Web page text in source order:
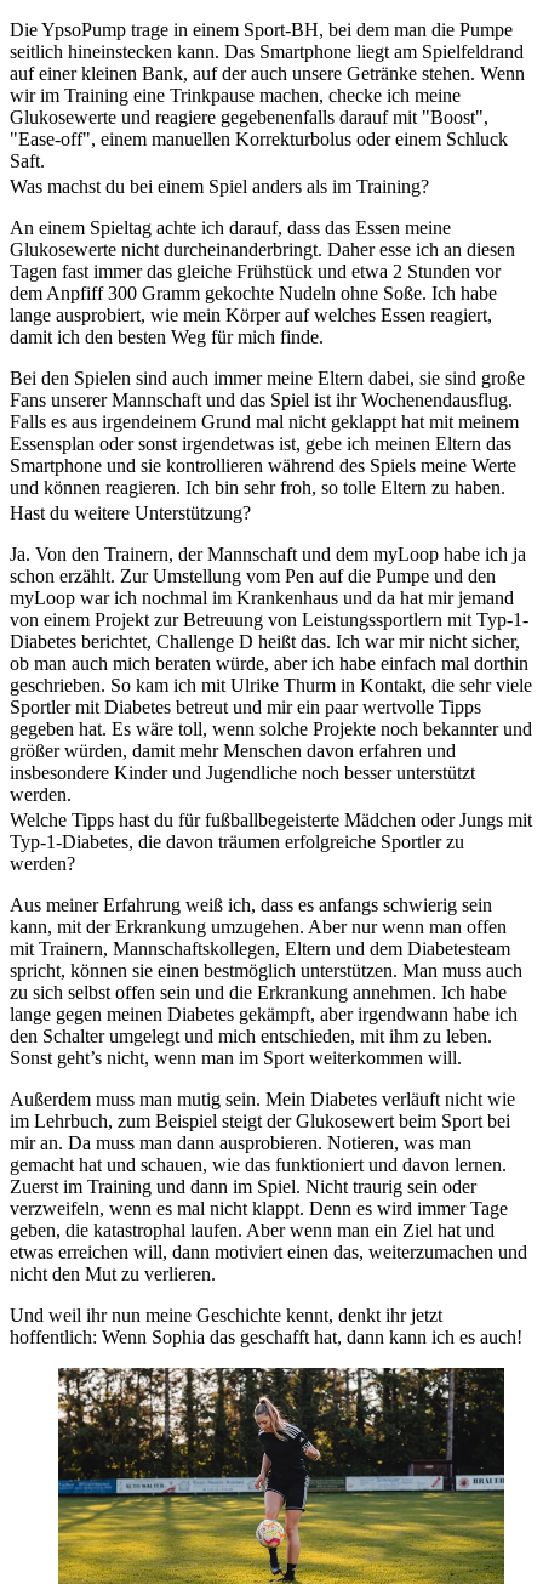
Die YpsoPump trage in einem Sport-BH, bei dem man die Pumpe
seitlich hineinstecken kann. Das Smartphone liegt am Spielfeldrand
auf einer kleinen Bank, auf der auch unsere Getränke stehen. Wenn
wir im Training eine Trinkpause machen, checke ich meine
Glukosewerte und reagiere gegebenenfalls darauf mit "Boost",
"Ease-off", einem manuellen Korrekturbolus oder einem Schluck
Saft.
Was machst du bei einem Spiel anders als im Training?
An einem Spieltag achte ich darauf, dass das Essen meine
Glukosewerte nicht durcheinanderbringt. Daher esse ich an diesen
Tagen fast immer das gleiche Frühstück und etwa 2 Stunden vor
dem Anpfiff 300 Gramm gekochte Nudeln ohne Soße. Ich habe
lange ausprobiert, wie mein Körper auf welches Essen reagiert,
damit ich den besten Weg für mich finde.
Bei den Spielen sind auch immer meine Eltern dabei, sie sind große
Fans unserer Mannschaft und das Spiel ist ihr Wochenendausflug.
Falls es aus irgendeinem Grund mal nicht geklappt hat mit meinem
Essensplan oder sonst irgendetwas ist, gebe ich meinen Eltern das
Smartphone und sie kontrollieren während des Spiels meine Werte
und können reagieren. Ich bin sehr froh, so tolle Eltern zu haben.
Hast du weitere Unterstützung?
Ja. Von den Trainern, der Mannschaft und dem myLoop habe ich ja
schon erzählt. Zur Umstellung vom Pen auf die Pumpe und den
myLoop war ich nochmal im Krankenhaus und da hat mir jemand
von einem Projekt zur Betreuung von Leistungssportlern mit Typ-1-
Diabetes berichtet, Challenge D heißt das. Ich war mir nicht sicher,
ob man auch mich beraten würde, aber ich habe einfach mal dorthin
geschrieben. So kam ich mit Ulrike Thurm in Kontakt, die sehr viele
Sportler mit Diabetes betreut und mir ein paar wertvolle Tipps
gegeben hat. Es wäre toll, wenn solche Projekte noch bekannter und
größer würden, damit mehr Menschen davon erfahren und
insbesondere Kinder und Jugendliche noch besser unterstützt
werden.
Welche Tipps hast du für fußballbegeisterte Mädchen oder Jungs mit
Typ-1-Diabetes, die davon träumen erfolgreiche Sportler zu
werden?
Aus meiner Erfahrung weiß ich, dass es anfangs schwierig sein
kann, mit der Erkrankung umzugehen. Aber nur wenn man offen
mit Trainern, Mannschaftskollegen, Eltern und dem Diabetesteam
spricht, können sie einen bestmöglich unterstützen. Man muss auch
zu sich selbst offen sein und die Erkrankung annehmen. Ich habe
lange gegen meinen Diabetes gekämpft, aber irgendwann habe ich
den Schalter umgelegt und mich entschieden, mit ihm zu leben.
Sonst geht’s nicht, wenn man im Sport weiterkommen will.
Außerdem muss man mutig sein. Mein Diabetes verläuft nicht wie
im Lehrbuch, zum Beispiel steigt der Glukosewert beim Sport bei
mir an. Da muss man dann ausprobieren. Notieren, was man
gemacht hat und schauen, wie das funktioniert und davon lernen.
Zuerst im Training und dann im Spiel. Nicht traurig sein oder
verzweifeln, wenn es mal nicht klappt. Denn es wird immer Tage
geben, die katastrophal laufen. Aber wenn man ein Ziel hat und
etwas erreichen will, dann motiviert einen das, weiterzumachen und
nicht den Mut zu verlieren.
Und weil ihr nun meine Geschichte kennt, denkt ihr jetzt
hoffentlich: Wenn Sophia das geschafft hat, dann kann ich es auch!